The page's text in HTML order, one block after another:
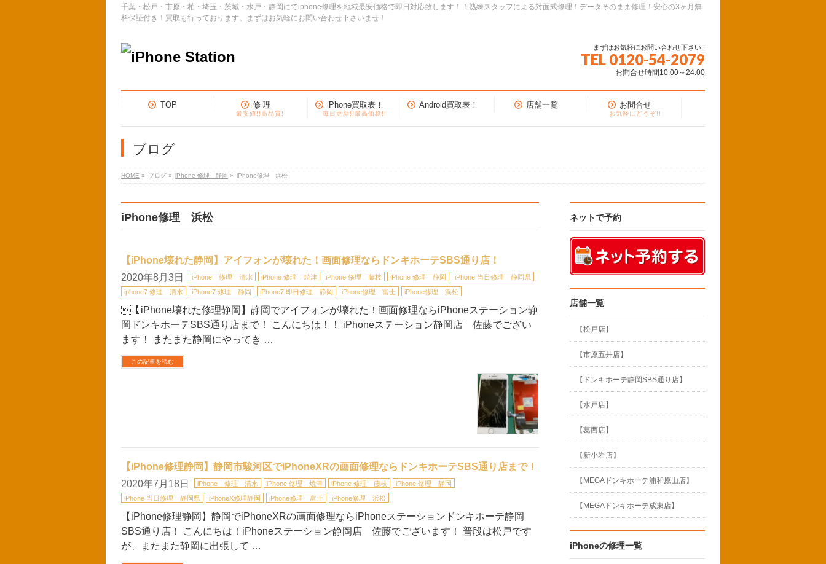
千葉・松戸・市原・柏・埼玉・茨城・水戸・静岡にてiphone修理を地域最安価格で即日対応致します！！熟練スタッフによる対面式修理！データそのまま修理！安心の3ヶ月無
料保証付き！買取も行っております。まずはお気軽にお問い合わせ下さいませ！
まずはお気軽にお問い合わせ下さい!!
TEL 0120-54-2079
お問合せ時間10:00～24:00
TOP 修 理
最安値!!高品質!!
iPhone買取表！
毎日更新!!最高価格!!
Android買取表！ 店舗一覧 お問合せ
お気軽にどうぞ!!
ブログ
HOME » ブログ » iPhone 修理 静岡 » iPhone修理 浜松
iPhone修理 浜松
【iPhone壊れた静岡】アイフォンが壊れた！画面修理ならドンキホーテSBS通り店！
2020年8月3日
iPhone 修理 清水 iPhone 修理 焼津 iPhone 修理 藤枝 iPhone 修理 静岡
iPhone 当日修理 静岡県
iphone7 修理 清水
iPhone7 修理 静岡 iPhone7 即日修理 静岡 iPhone修理 富士 iPhone修理 浜松
【iPhone壊れた修理静岡】静岡でアイフォンが壊れた！画面修理ならiPhoneステーション静
岡ドンキホーテSBS通り店まで！ こんにちは！！ iPhoneステーション静岡店 佐藤でござい
ます！ またまた静岡にやってき …
この記事を読む
【iPhone修理静岡】静岡市駿河区でiPhoneXRの画面修理ならドンキホーテSBS通り店まで！
2020年7月18日
iPhone 修理 清水 iPhone 修理 焼津 iPhone 修理 藤枝
iPhone 修理 静岡
iPhone 当日修理 静岡県
iPhoneX修理静岡 iPhone修理 富士 iPhone修理 浜松
【iPhone修理静岡】静岡でiPhoneXRの画面修理ならiPhoneステーションドンキホーテ静岡
SBS通り店！ こんにちは！iPhoneステーション静岡店 佐藤でございます！ 普段は松戸です
が、またまた静岡に出張して …
ネットで予約
店舗一覧
【松戸店】
【市原五井店】
【ドンキホーテ静岡SBS通り店】
【水戸店】
【葛西店】
【新小岩店】
【MEGAドンキホーテ浦和原山店】
【MEGAドンキホーテ成東店】
iPhoneの修理一覧